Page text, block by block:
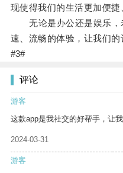
现使得我们的生活更加便捷
无论是办公还是娱乐，
速、流畅的体验，让我们的
#3#
评论
游客
这款app是我社交的好帮手，让
2024-03-31
游客